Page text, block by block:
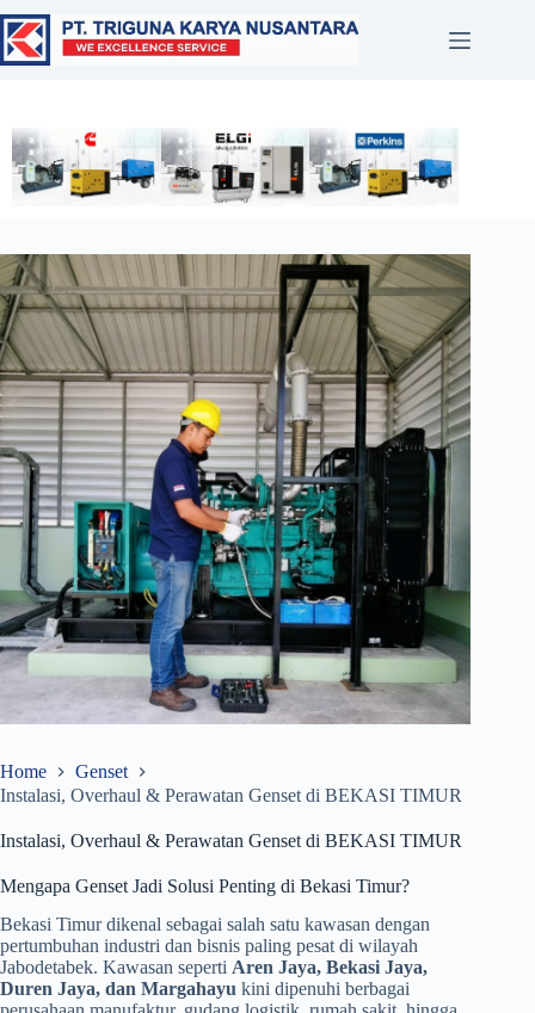
Home
Genset
Instalasi, Overhaul & Perawatan Genset di BEKASI TIMUR
Instalasi, Overhaul & Perawatan Genset di BEKASI TIMUR
Mengapa Genset Jadi Solusi Penting di Bekasi Timur?
Bekasi Timur dikenal sebagai salah satu kawasan dengan
pertumbuhan industri dan bisnis paling pesat di wilayah
Jabodetabek. Kawasan seperti Aren Jaya, Bekasi Jaya,
Duren Jaya, dan Margahayu kini dipenuhi berbagai